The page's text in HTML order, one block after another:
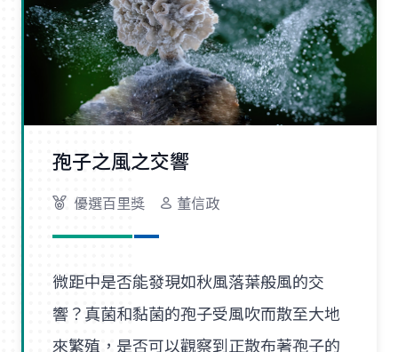
孢子之風之交響
優選百里獎 董信政
微距中是否能發現如秋風落葉般風的交
響？真菌和黏菌的孢子受風吹而散至大地
來繁殖，是否可以觀察到正散布著孢子的